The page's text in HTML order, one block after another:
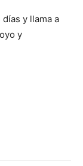
y llama a
y